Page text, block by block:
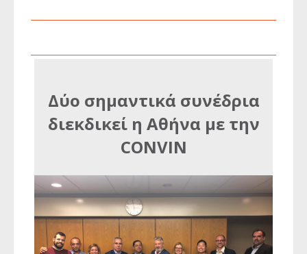
Δύο σημαντικά συνέδρια
διεκδικεί η Αθήνα με την
CONVIN